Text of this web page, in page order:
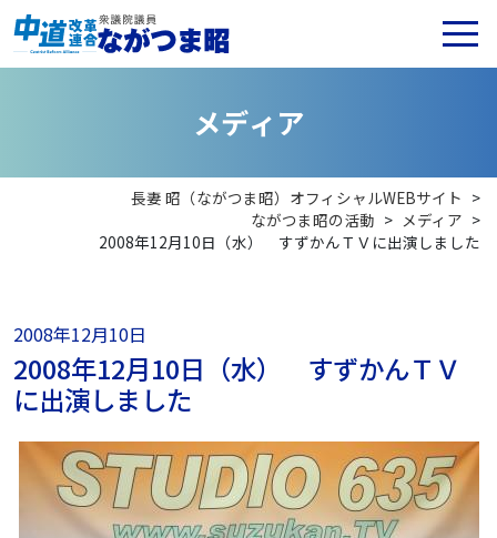
メディア
長妻 昭（ながつま昭）オフィシャルWEBサイト >
ながつま昭の活動 > メディア >
2008年12月10日（水） すずかんＴＶに出演しました
2008年12月10日
2008年12月10日（水） すずかんＴＶ
に出演しました